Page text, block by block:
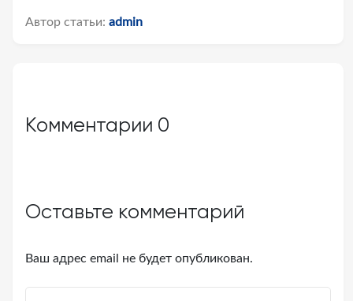
Автор статьи: admin
Комментарии 0
Оставьте комментарий
Ваш адрес email не будет опубликован.